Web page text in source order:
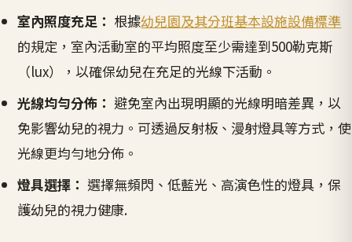
室內照度充足： 根據幼兒園及其分班基本設施設備標準
的規定，室內活動室的平均照度至少需達到500勒克斯
（lux），以確保幼兒在充足的光線下活動。
光線均勻分佈： 避免室內出現明顯的光線明暗差異，以
免影響幼兒的視力。可透過反射板、漫射燈具等方式，使
光線更均勻地分佈。
燈具選擇： 選擇無頻閃、低藍光、高演色性的燈具，保
護幼兒的視力健康.